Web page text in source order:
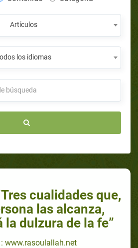
Artículos
los idiomas
cualidades que,
las alcanza,
la dulzura de la fe”
www.rasoulallah.net